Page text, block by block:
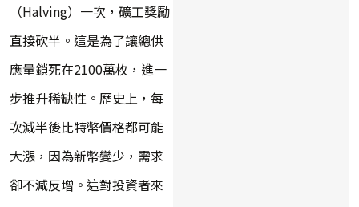
（Halving）一次，礦工獎勵
直接砍半。這是為了讓總供
應量鎖死在2100萬枚，進一
步推升稀缺性。歷史上，每
次減半後比特幣價格都可能
大漲，因為新幣變少，需求
卻不減反增。這對投資者來